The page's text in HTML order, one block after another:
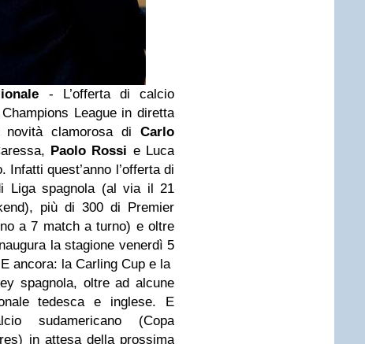
- L’offerta di calcio
League in diretta
clamorosa di Carlo
Paolo Rossi e Luca
quest’anno l’offerta di
Liga spagnola (al via il 21
più di 300 di Premier
a 7 match a turno) e oltre
la stagione venerdì 5
ancora: la Carling Cup e la
spagnola, oltre ad alcune
tedesca e inglese. E
sudamericano (Copa
in attesa della prossima